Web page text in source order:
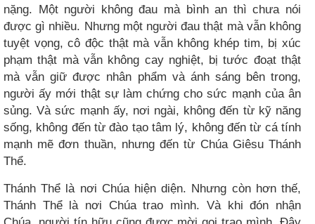
nặng. Một người không đau mà bình an thì chưa nói
được gì nhiều. Nhưng một người đau thật mà vẫn không
tuyệt vọng, cô độc thật mà vẫn không khép tim, bị xúc
phạm thật mà vẫn không cay nghiệt, bị tước đoạt thật
mà vẫn giữ được nhân phẩm và ánh sáng bên trong,
người ấy mới thật sự làm chứng cho sức mạnh của ân
sủng. Và sức mạnh ấy, nơi ngài, không đến từ kỹ năng
sống, không đến từ đào tạo tâm lý, không đến từ cá tính
mạnh mẽ đơn thuần, nhưng đến từ Chúa Giêsu Thánh
Thể.
Thánh Thể là nơi Chúa hiện diện. Nhưng còn hơn thế,
Thánh Thể là nơi Chúa trao mình. Và khi đón nhận